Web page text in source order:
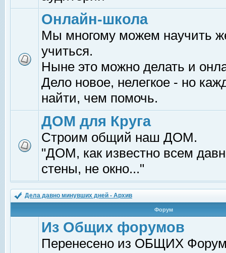
Онлайн-школа
Мы многому можем научить
учиться.
Ныне это можно делать и
Дело новое, нелегкое - но
найти, чем помочь.
ДОМ для Круга
Строим общий наш ДОМ.
"ДОМ, как известно всем
стены, не окно..."
Дела давно минувших дней - Архив
Форум
Из Общих форумов
Перенесено из ОБЩИХ